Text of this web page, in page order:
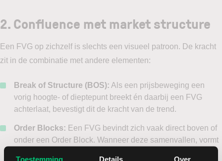
Toestemming Details Over
2. Confluence met market structure
Een FVG op zichzelf is slechts een visueel patroon. De kracht
zit in de combinatie met andere elementen:
Break of Structure (BOS): Als een prijsbeweging een
vorig hoogte- of dieptepunt breekt én daarbij een FVG
achterlaat, bevestigt dit de kracht van de trend.
Order Blocks: Een FVG bevindt zich vaak direct boven of
onder een Order Block. Wanneer deze samenvallen, vormt